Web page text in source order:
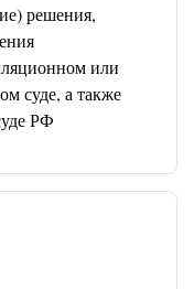
решения,
или
суде, а также
РФ